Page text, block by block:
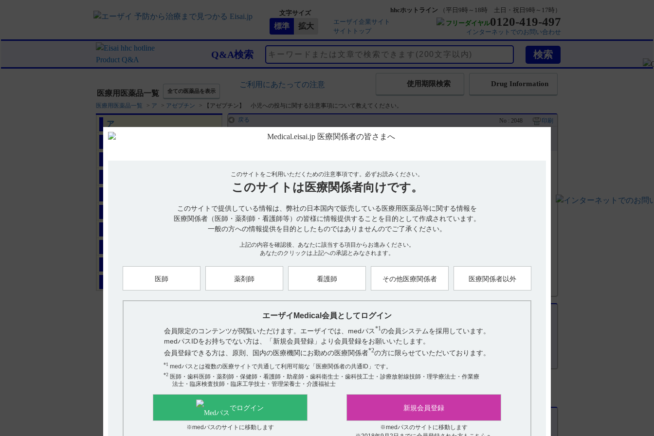
文字サイズ
エーザイ企業サイト
サイトトップ
hhcホットライン
（平日9時～18時 土日・祝日9時～17時）
フリーダイヤル0120-419-497
インターネットでのお問い合わせ
Q&A検索
医療用医薬品一覧 全ての医薬品を表示
ご利用にあたっての注意 Drug Information
使用期限検索
医療用医薬品一覧 > ア > アゼプチン > 【アゼプチン】 小児への投与に関する注意事項について教えてください。
ア
カ
このサイトをご利用いただくための注意事項です。 必ずお読みください。
このサイトは 医療関係者向けです。
このサイトで提供している情報は、弊社の日本国内で販売している医療用医薬品等に関する情報を
医療関係者（医師・薬剤師・看護師等）の皆様に情報提供することを目的として作成されています。
一般の方への情報提供を目的としたものではありませんのでご了承ください。
上記の内容を確認後、あなたに該当する項目からお進みください。
あなたのクリックは上記への承認とみなされます。
医師 薬剤師 看護師 その他医療関係者 医療関係者以外
エーザイMedical会員としてログイン
会員限定のコンテンツが閲覧いただけます。エーザイでは、medパス*1の会員システムを採用しています。
medパスIDをお持ちでない方は、「新規会員登録」より会員登録をお願いいたします。
会員登録できる方は、原則、国内の医療機関にお勤めの医療関係者*2の方に限らせていただいております。
*1medパスとは複数の医療サイトで共通して利用可能な「医療関係者の共通ID」です。
*2医師・歯科医師・薬剤師・保健師・看護師・助産師・歯科衛生士・歯科技工士・診療放射線技師・理学療法士・作業療
法士・臨床検査技師・臨床工学技士・管理栄養士・介護福祉士
でログイン
※medパスのサイトに移動します
新規会員登録
※medパスのサイトに移動します
戻る No : 2048 印刷
【アゼプチン】 小児への投与に関する注意事項について教えてください。
電子添文には、小児への投与に関する以下の記載があります。
【引用】
9．7小児等
【更新年月】
2022年2月
アンケート:ご意見をお聞かせください
役に立った
役に立たなかった
関連するQ&A